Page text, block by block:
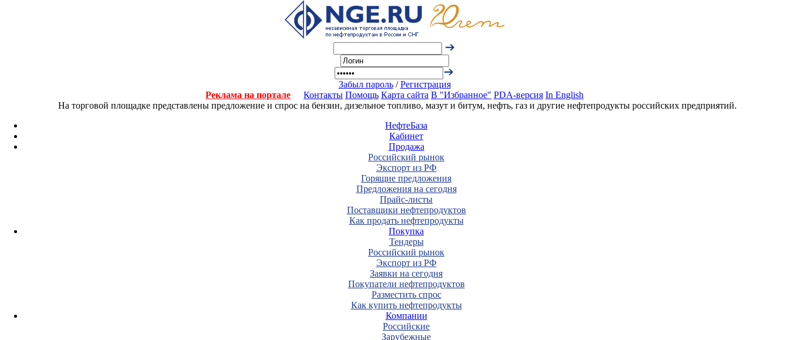
Забыл пароль/Регистрация
Реклама на портале
Контакты Помощь Карта сайта В "Избранное" PDA-версия In English
На торговой площадке представлены предложение и спрос на бензин, дизельное топливо, мазут и битум, нефть, газ и другие нефтепродукты российских предприятий.
НефтеБаза
Кабинет
Продажа
Российский рынок
Экспорт из РФ
Горящие предложения
Предложения на сегодня
Прайс-листы
Поставщики нефтепродуктов
Как продать нефтепродукты
Покупка
Тендеры
Российский рынок
Экспорт из РФ
Заявки на сегодня
Покупатели нефтепродуктов
Разместить спрос
Как купить нефтепродукты
Компании
Российские
Зарубежные